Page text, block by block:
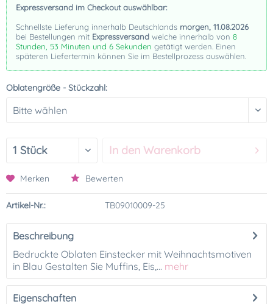
Expressversand im Checkout auswählbar:
Schnellste Lieferung innerhalb Deutschlands morgen, 11.08.2026
bei Bestellungen mit Expressversand welche innerhalb von 8
Stunden, 53 Minuten und 6 Sekunden getätigt werden. Einen
späteren Liefertermin können Sie im Bestellprozess auswählen.
Oblatengröße - Stückzahl:
In den Warenkorb
Merken Bewerten
Artikel-Nr.: TB09010009-25
Beschreibung
Bedruckte Oblaten Einstecker mit Weihnachtsmotiven
in Blau Gestalten Sie Muffins, Eis,... mehr
Eigenschaften